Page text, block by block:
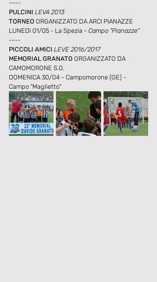
----
PULCINI LEVA 2013
TORNEO ORGANIZZATO DA ARCI PIANAZZE
LUNEDì 01/05 - La Spezia - Campo "Pianazze"
----
PICCOLI AMICI LEVE 2016/2017
MEMORIAL GRANATO ORGANIZZATO DA
CAMOMORONE S.0.
DOMENICA 30/04 - Campomorone (GE) -
Campo "Maglietto"